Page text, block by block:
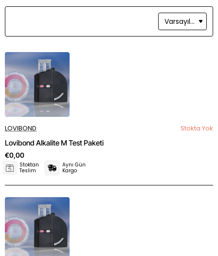
LOVIBOND
Stokta Yok
Lovibond Alkalite M Test Paketi
€0,00
Stoktan
Teslim
Aynı Gün
Kargo